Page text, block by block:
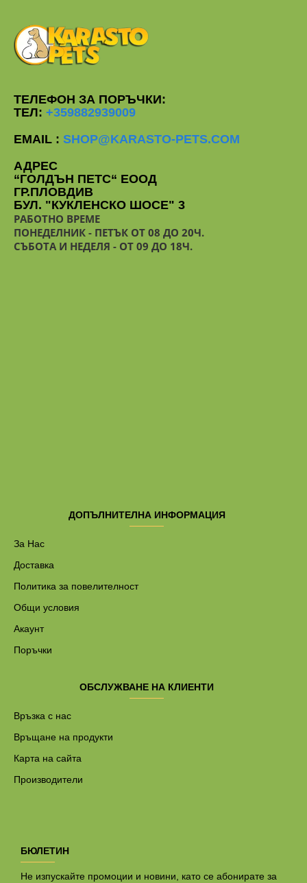
ТЕЛЕФОН ЗА ПОРЪЧКИ:
ТЕЛ: +359882939009
EMAIL : SHOP@KARASTO-PETS.COM
АДРЕС
“ГОЛДЪН ПЕТС“ ЕООД
ГР.ПЛОВДИВ
БУЛ. "КУКЛЕНСКО ШОСЕ" 3
РАБОТНО ВРЕМЕ
ПОНЕДЕЛНИК - ПЕТЪК ОТ 08 ДО 20Ч.
СЪБОТА И НЕДЕЛЯ - ОТ 09 ДО 18Ч.
ДОПЪЛНИТЕЛНА ИНФОРМАЦИЯ
За Нас
Доставка
Политика за повелителност
Общи условия
Акаунт
Поръчки
ОБСЛУЖВАНЕ НА КЛИЕНТИ
Връзка с нас
Връщане на продукти
Карта на сайта
Производители
БЮЛЕТИН
Не изпускайте промоции и новини, като се абонирате за